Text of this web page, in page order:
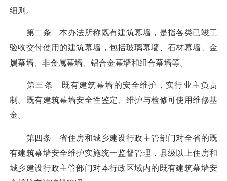
细则。
第二条 本办法所称既有建筑幕墙，是指各类已竣工
验收交付使用的建筑幕墙，包括玻璃幕墙、石材幕墙、金
属幕墙、非金属幕墙、铝合金幕墙和组合幕墙等。
第三条 既有建筑幕墙的安全维护，实行业主负责
制。既有建筑幕墙安全性鉴定、维护与检修可使用维修基
金。
第四条 省住房和城乡建设行政主管部门对全省的既
有建筑幕墙安全维护实施统一监督管理，县级以上住房和
城乡建设行政主管部门对本行政区域内的既有建筑幕墙安